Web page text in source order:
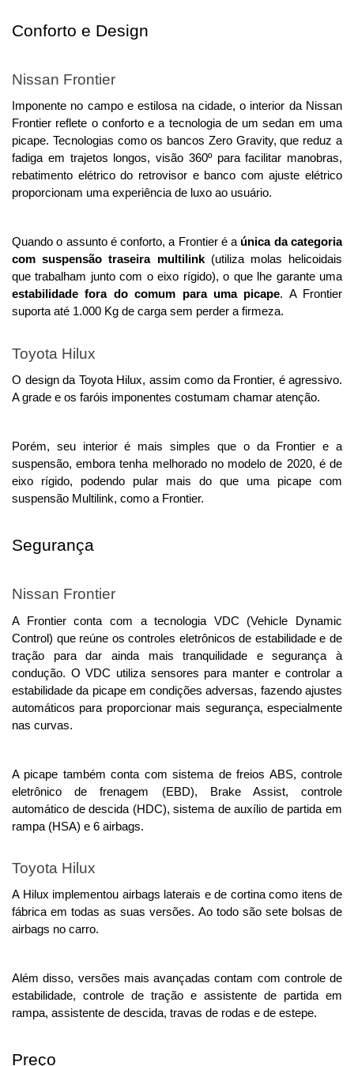
Conforto e Design
Nissan Frontier
Imponente no campo e estilosa na cidade, o interior da Nissan
Frontier reflete o conforto e a tecnologia de um sedan em uma
picape. Tecnologias como os bancos Zero Gravity, que reduz a
fadiga em trajetos longos, visão 360º para facilitar manobras,
rebatimento elétrico do retrovisor e banco com ajuste elétrico
proporcionam uma experiência de luxo ao usuário.
Quando o assunto é conforto, a Frontier é a única da categoria
com suspensão traseira multilink (utiliza molas helicoidais
que trabalham junto com o eixo rígido), o que lhe garante uma
estabilidade fora do comum para uma picape. A Frontier
suporta até 1.000 Kg de carga sem perder a firmeza.
Toyota Hilux
O design da Toyota Hilux, assim como da Frontier, é agressivo.
A grade e os faróis imponentes costumam chamar atenção.
Porém, seu interior é mais simples que o da Frontier e a
suspensão, embora tenha melhorado no modelo de 2020, é de
eixo rígido, podendo pular mais do que uma picape com
suspensão Multilink, como a Frontier.
Segurança
Nissan Frontier
A Frontier conta com a tecnologia VDC (Vehicle Dynamic
Control) que reúne os controles eletrônicos de estabilidade e de
tração para dar ainda mais tranquilidade e segurança à
condução. O VDC utiliza sensores para manter e controlar a
estabilidade da picape em condições adversas, fazendo ajustes
automáticos para proporcionar mais segurança, especialmente
nas curvas.
A picape também conta com sistema de freios ABS, controle
eletrônico de frenagem (EBD), Brake Assist, controle
automático de descida (HDC), sistema de auxílio de partida em
rampa (HSA) e 6 airbags.
Toyota Hilux
A Hilux implementou airbags laterais e de cortina como itens de
fábrica em todas as suas versões. Ao todo são sete bolsas de
airbags no carro.
Além disso, versões mais avançadas contam com controle de
estabilidade, controle de tração e assistente de partida em
rampa, assistente de descida, travas de rodas e de estepe.
Preço